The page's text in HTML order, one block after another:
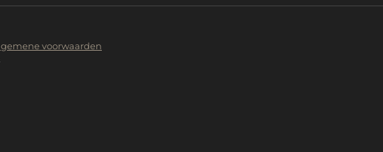
voorwaarden